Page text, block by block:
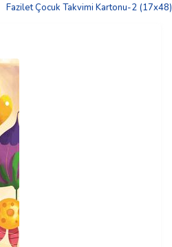
Fazilet Çocuk Takvimi Kartonu-2 (17x48)